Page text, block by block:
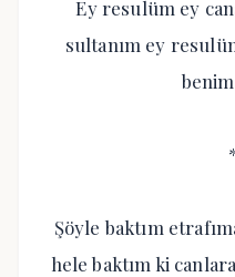
Ey resulüm ey
sultanım ey
Şöyle baktım
hele baktım ki